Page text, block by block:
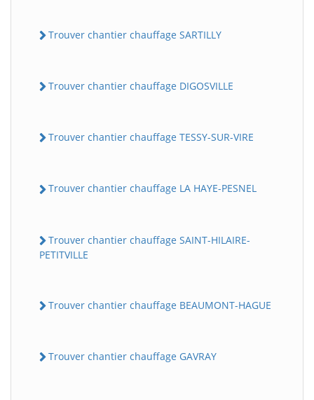
Trouver chantier chauffage SARTILLY
Trouver chantier chauffage DIGOSVILLE
Trouver chantier chauffage TESSY-SUR-VIRE
Trouver chantier chauffage LA HAYE-PESNEL
Trouver chantier chauffage SAINT-HILAIRE-
PETITVILLE
Trouver chantier chauffage BEAUMONT-HAGUE
Trouver chantier chauffage GAVRAY